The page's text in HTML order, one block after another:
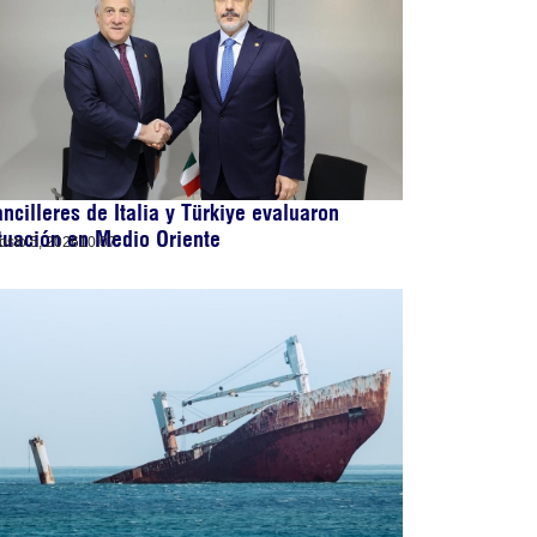
de Italia y Türkiye evaluaron
en Medio Oriente
5, 202610:07